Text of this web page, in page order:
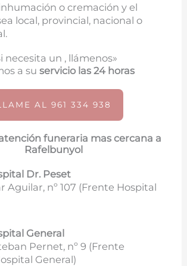
o cremación y el
local, provincial, nacional o
necesita un , llámenos»
a su servicio las 24 horas
AL 961 334 938
funeraria mas cercana a
Rafelbunyol
Dr. Peset
Aguilar, nº 107 (Frente Hospital
General
Pernet, nº 9 (Frente
General)